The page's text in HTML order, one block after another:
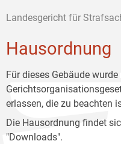
Landesgericht für
Hausordnung
Für dieses Gebäude
erlassen, die zu beachten
Die Hausordnung findet
"Downloads".